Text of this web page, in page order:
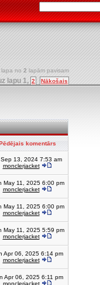
lapa no 2 lapām pavisam
lapu 1, 2 Nākošais
komentārs
Sep 13, 2024 7:53 am
monclerjacket
May 11, 2025 6:00 pm
monclerjacket
May 11, 2025 6:00 pm
monclerjacket
May 11, 2025 5:59 pm
monclerjacket
Apr 06, 2025 6:14 pm
monclerjacket
Apr 06, 2025 6:11 pm
monclerjacket